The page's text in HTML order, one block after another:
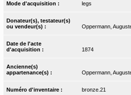
Mode d'acquisition : legs
Donateur(s), testateur(s)
ou vendeur(s) :
Oppermann,
Date de l'acte
d'acquisition :
1874
Ancienne(s)
appartenance(s) :
Oppermann,
Numéro d'inventaire : bronze.21